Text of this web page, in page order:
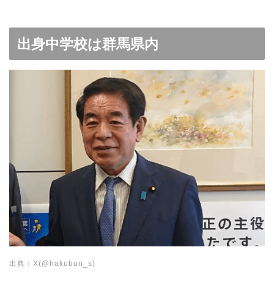
出身中学校は群馬県内
出典：X(@hakubun_s)